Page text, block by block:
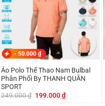
- 50.000 ₫
Áo Polo Thể Thao Nam Bulbal
Phân Phối By THANH QUÂN
SPORT
249.000₫ Giá
199.000₫Giá
hiện